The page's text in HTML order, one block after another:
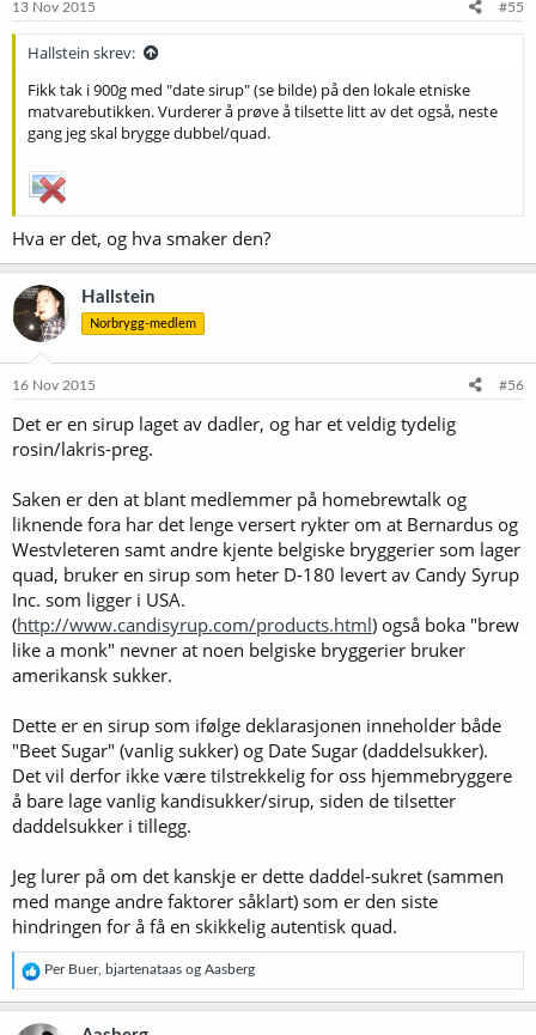
e
13 Nov 2015 #55
Hallstein skrev:
Fikk tak i 900g med "date sirup" (se bilde) på den lokale etniske
matvarebutikken. Vurderer å prøve å tilsette litt av det også, neste
gang jeg skal brygge dubbel/quad.
Hva er det, og hva smaker den?
Hallstein
Norbrygg-medlem
16 Nov 2015 #56
Det er en sirup laget av dadler, og har et veldig tydelig
rosin/lakris-preg.
Saken er den at blant medlemmer på homebrewtalk og
liknende fora har det lenge versert rykter om at Bernardus og
Westvleteren samt andre kjente belgiske bryggerier som lager
quad, bruker en sirup som heter D-180 levert av Candy Syrup
Inc. som ligger i USA.
(http://www.candisyrup.com/products.html) også boka "brew
like a monk" nevner at noen belgiske bryggerier bruker
amerikansk sukker.
Dette er en sirup som ifølge deklarasjonen inneholder både
"Beet Sugar" (vanlig sukker) og Date Sugar (daddelsukker).
Det vil derfor ikke være tilstrekkelig for oss hjemmebryggere
å bare lage vanlig kandisukker/sirup, siden de tilsetter
daddelsukker i tillegg.
Jeg lurer på om det kanskje er dette daddel-sukret (sammen
med mange andre faktorer såklart) som er den siste
hindringen for å få en skikkelig autentisk quad.
R
e
a
k
Per Buer, bjartenataas og Aasberg